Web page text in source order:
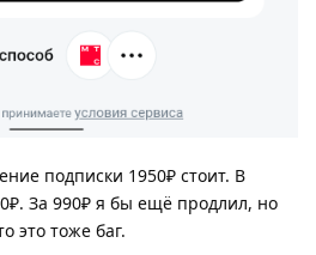
подписки 1950₽ стоит. В
За 990₽ я бы ещё продлил, но
это тоже баг.